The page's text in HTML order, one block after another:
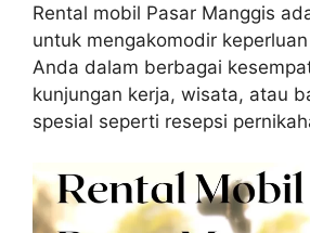
Rental mobil Pasar Manggis
untuk mengakomodir
Anda dalam berbagai
kunjungan kerja, wisata, atau
spesial seperti resepsi